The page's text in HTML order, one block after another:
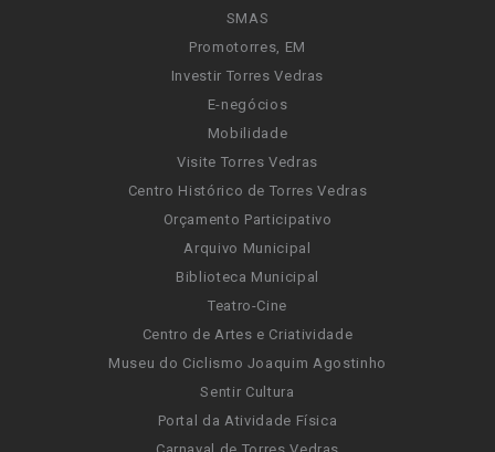
SMAS
Promotorres, EM
Investir Torres Vedras
E-negócios
Mobilidade
Visite Torres Vedras
Centro Histórico de Torres Vedras
Orçamento Participativo
Arquivo Municipal
Biblioteca Municipal
Teatro-Cine
Centro de Artes e Criatividade
Museu do Ciclismo Joaquim Agostinho
Sentir Cultura
Portal da Atividade Física